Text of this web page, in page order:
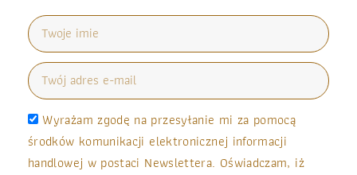
Wyrażam zgodę na przesyłanie mi za pomocą
środków komunikacji elektronicznej informacji
handlowej w postaci Newslettera. Oświadczam, iż